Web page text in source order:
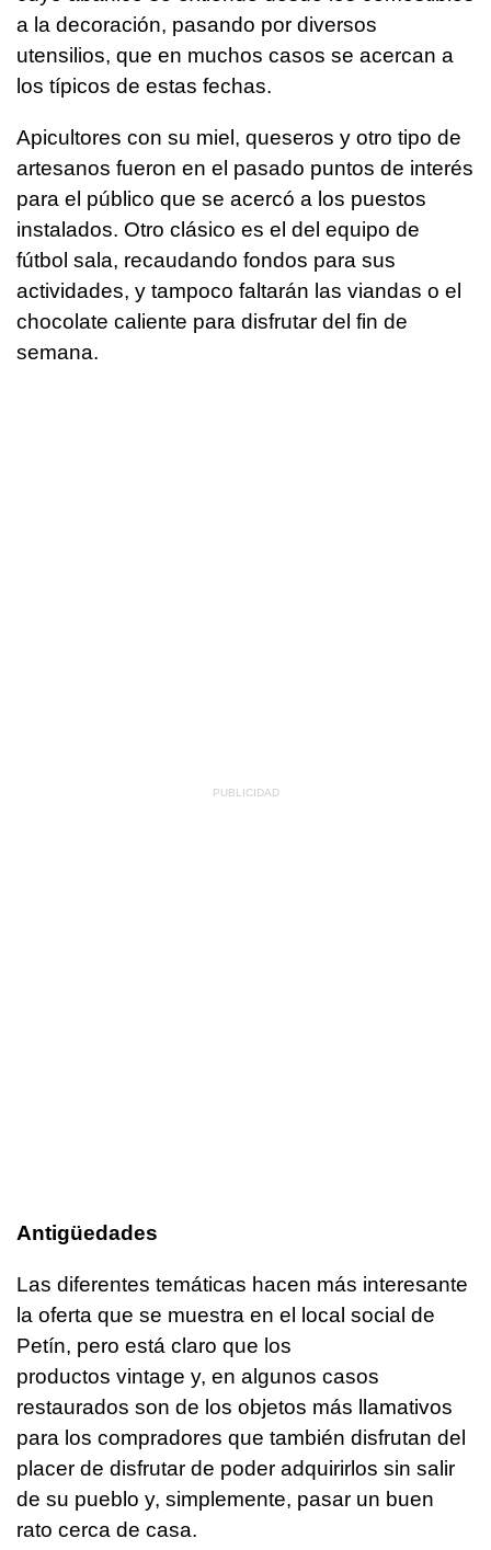
a la decoración, pasando por diversos
utensilios, que en muchos casos se acercan a
los típicos de estas fechas.
Apicultores con su miel, queseros y otro tipo de
artesanos fueron en el pasado puntos de interés
para el público que se acercó a los puestos
instalados. Otro clásico es el del equipo de
fútbol sala, recaudando fondos para sus
actividades, y tampoco faltarán las viandas o el
chocolate caliente para disfrutar del fin de
semana.
Antigüedades
Las diferentes temáticas hacen más interesante
la oferta que se muestra en el local social de
Petín, pero está claro que los
productos vintage y, en algunos casos
restaurados son de los objetos más llamativos
para los compradores que también disfrutan del
placer de disfrutar de poder adquirirlos sin salir
de su pueblo y, simplemente, pasar un buen
rato cerca de casa.